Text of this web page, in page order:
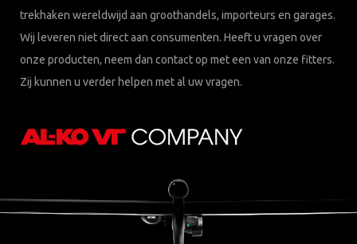
trekhaken wereldwijd aan groothandels, importeurs en garages.
Wij leveren niet direct aan consumenten. Heeft u vragen over
onze producten, neem dan contact op met een van onze fitters.
Zij kunnen u verder helpen met al uw vragen.